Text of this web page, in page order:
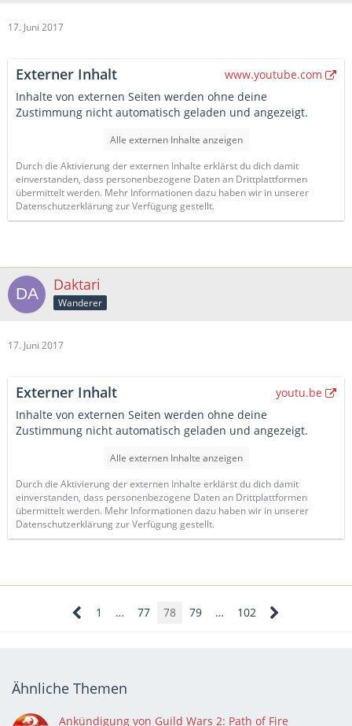
17. Juni 2017
Externer Inhalt
www.youtube.com
Inhalte von externen Seiten werden ohne deine
Zustimmung nicht automatisch geladen und angezeigt.
Alle externen Inhalte anzeigen
Durch die Aktivierung der externen Inhalte erklärst du dich damit
einverstanden, dass personenbezogene Daten an Drittplattformen
übermittelt werden. Mehr Informationen dazu haben wir in unserer
Datenschutzerklärung zur Verfügung gestellt.
Daktari
Wanderer
17. Juni 2017
Externer Inhalt
youtu.be
Inhalte von externen Seiten werden ohne deine
Zustimmung nicht automatisch geladen und angezeigt.
Alle externen Inhalte anzeigen
Durch die Aktivierung der externen Inhalte erklärst du dich damit
einverstanden, dass personenbezogene Daten an Drittplattformen
übermittelt werden. Mehr Informationen dazu haben wir in unserer
Datenschutzerklärung zur Verfügung gestellt.
1 … 77 78 79 … 102
Ähnliche Themen
Ankündigung von Guild Wars 2: Path of Fire